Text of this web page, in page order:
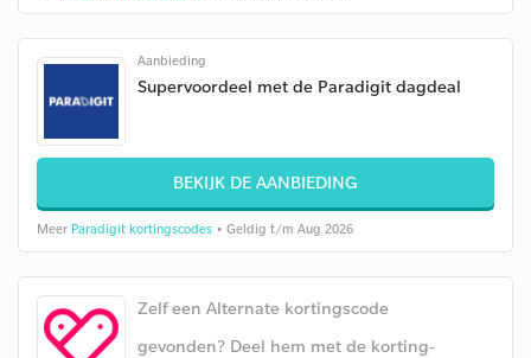
Aanbieding
Supervoordeel met de Paradigit dagdeal
BEKIJK DE AANBIEDING
Meer Paradigit kortingscodes • Geldig t/m Aug 2026
Zelf een Alternate kortingscode
gevonden? Deel hem met de korting-